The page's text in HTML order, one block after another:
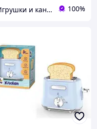
Игрушки и канцтовары «Плюшево» 100%